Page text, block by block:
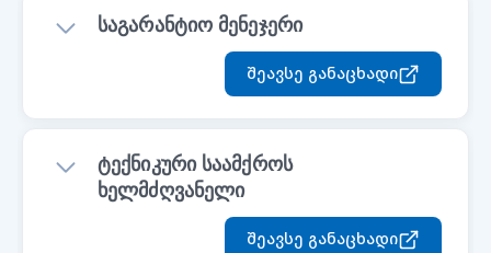
საგარანტიო მენეჯერი
შეავსე განაცხადი
ტექნიკური საამქროს
ხელმძღვანელი
შეავსე განაცხადი